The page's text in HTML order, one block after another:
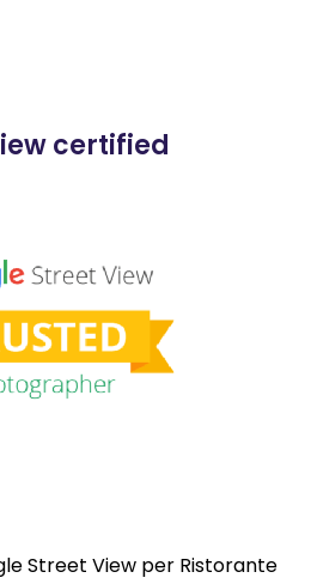
certified
Street View per Ristorante